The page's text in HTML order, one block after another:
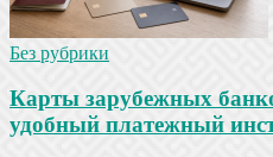
Без рубрики
Карты зарубежных
удобный платежный